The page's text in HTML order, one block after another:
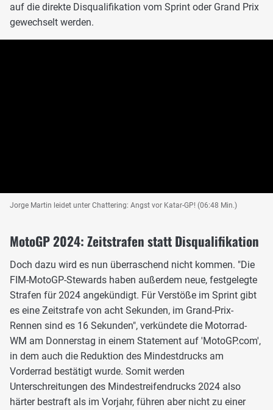
auf die direkte Disqualifikation vom Sprint oder Grand Prix
gewechselt werden.
Jorge Martin leidet unter Chattering: Angst vor Katar-GP! (06:48 Min.)
MotoGP 2024: Zeitstrafen statt Disqualifikation
Doch dazu wird es nun überraschend nicht kommen. "Die
FIM-MotoGP-Stewards haben außerdem neue, festgelegte
Strafen für 2024 angekündigt. Für Verstöße im Sprint gibt
es eine Zeitstrafe von acht Sekunden, im Grand-Prix-
Rennen sind es 16 Sekunden", verkündete die Motorrad-
WM am Donnerstag in einem Statement auf 'MotoGP.com',
in dem auch die Reduktion des Mindestdrucks am
Vorderrad bestätigt wurde. Somit werden
Unterschreitungen des Mindestreifendrucks 2024 also
härter bestraft als im Vorjahr, führen aber nicht zu einer